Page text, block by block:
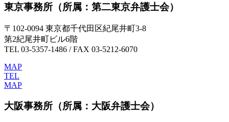
東京事務所 （所属：第二東京弁護士会）
〒102-0094 東京都千代田区紀尾井町3-8
第2紀尾井町ビル6階
TEL 03-5357-1486 / FAX 03-5212-6070
MAP
TEL
MAP
大阪事務所 （所属：大阪弁護士会）